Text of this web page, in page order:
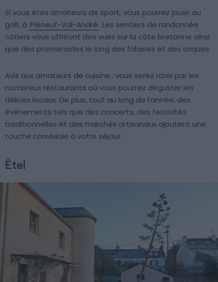
Si vous êtes amateurs de sport, vous pourrez jouer au
golf, à Pléneuf-Val-André. Les sentiers de randonnée
côtiers vous offriront des vues sur la côte bretonne ainsi
que des promenades le long des falaises et des criques.
Avis aux amateurs de cuisine : vous serez ravis par les
nombreux restaurants où vous pourrez déguster les
délices locaux. De plus, tout au long de l’année, des
événements tels que des concerts, des festivités
traditionnelles et des marchés artisanaux ajoutent une
touche conviviale à votre séjour.
Étel